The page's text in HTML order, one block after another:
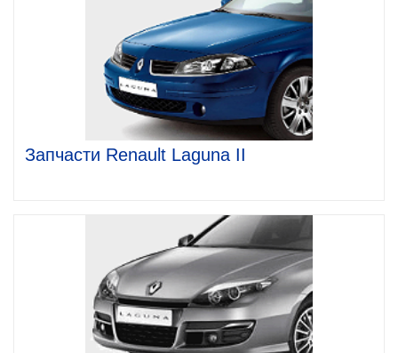
Запчасти Renault Laguna II